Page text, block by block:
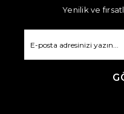
Yenilik ve